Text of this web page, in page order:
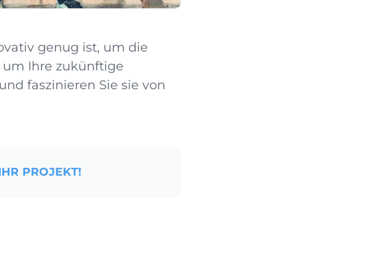
genug ist, um die
um Ihre zukünftige
faszinieren Sie sie von
PROJEKT!